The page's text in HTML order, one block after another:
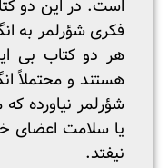
است. در این دو
فکری شؤرلمر به
هر دو کتاب بی
هستند و محتملاً
شؤرلمر نیاورده
یا سلامت اعضای
نیفتد.